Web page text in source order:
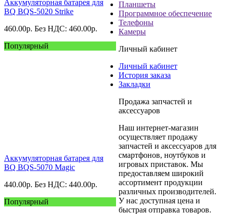
Аккумуляторная батарея для
BQ BQS-5020 Strike
460.00р. Без НДС: 460.00р.
Популярный
Аккумуляторная батарея для
BQ BQS-5070 Magic
440.00р. Без НДС: 440.00р.
Популярный
Планшеты
Программное обеспечение
Телефоны
Камеры
Личный кабинет
Личный кабинет
История заказа
Закладки
Продажа запчастей и
аксессуаров
Наш интернет-магазин
осуществляет продажу
запчастей и аксессуаров для
смартфонов, ноутбуков и
игровых приставок. Мы
предоставляем широкий
ассортимент продукции
различных производителей.
У нас доступная цена и
быстрая отправка товаров.